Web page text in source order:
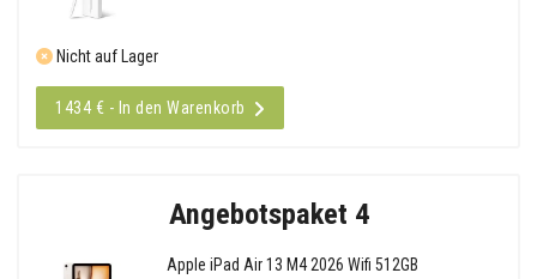
Nicht auf Lager
1434 € - In den Warenkorb
Angebotspaket 4
Apple iPad Air 13 M4 2026 Wifi 512GB